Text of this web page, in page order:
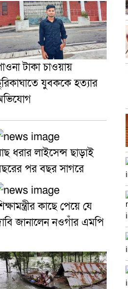
টাকা চাওয়ায়
যুবককে হত্যার
ধরার লাইসেন্স ছাড়াই
পর বছর সাগরে
কাছে পেয়ে যে
জানালেন নওগাঁর এমপি